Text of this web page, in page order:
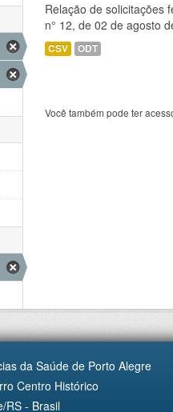
Relação de solicitações
n° 12, de 02 de agosto
CSV ODT
Você também pode ter
da Saúde de Porto Alegre
Centro Histórico
RS - Brasil